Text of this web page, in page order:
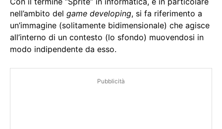
nell’ambito del game developing, si fa riferimento a
un’immagine (solitamente bidimensionale) che agisce
all’interno di un contesto (lo sfondo) muovendosi in
modo indipendente da esso.
Pubblicità